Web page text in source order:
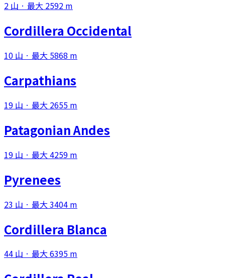
2 山 · 最大 2592 m
Cordillera Occidental
10 山 · 最大 5868 m
Carpathians
19 山 · 最大 2655 m
Patagonian Andes
19 山 · 最大 4259 m
Pyrenees
23 山 · 最大 3404 m
Cordillera Blanca
44 山 · 最大 6395 m